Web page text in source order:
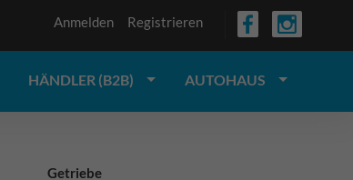
Anmelden Registrieren
HÄNDLER (B2B) AUTOHAUS
Getriebe